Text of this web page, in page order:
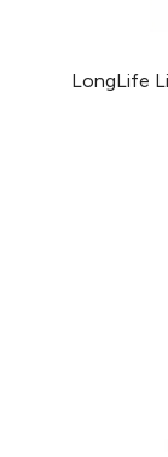
LongLife